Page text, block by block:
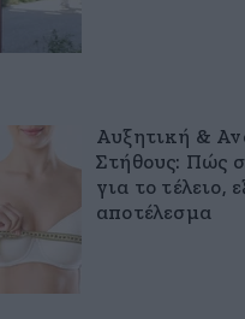
Αυξητική &
Στήθους: Πώς
για το τέλειο,
αποτέλεσμα